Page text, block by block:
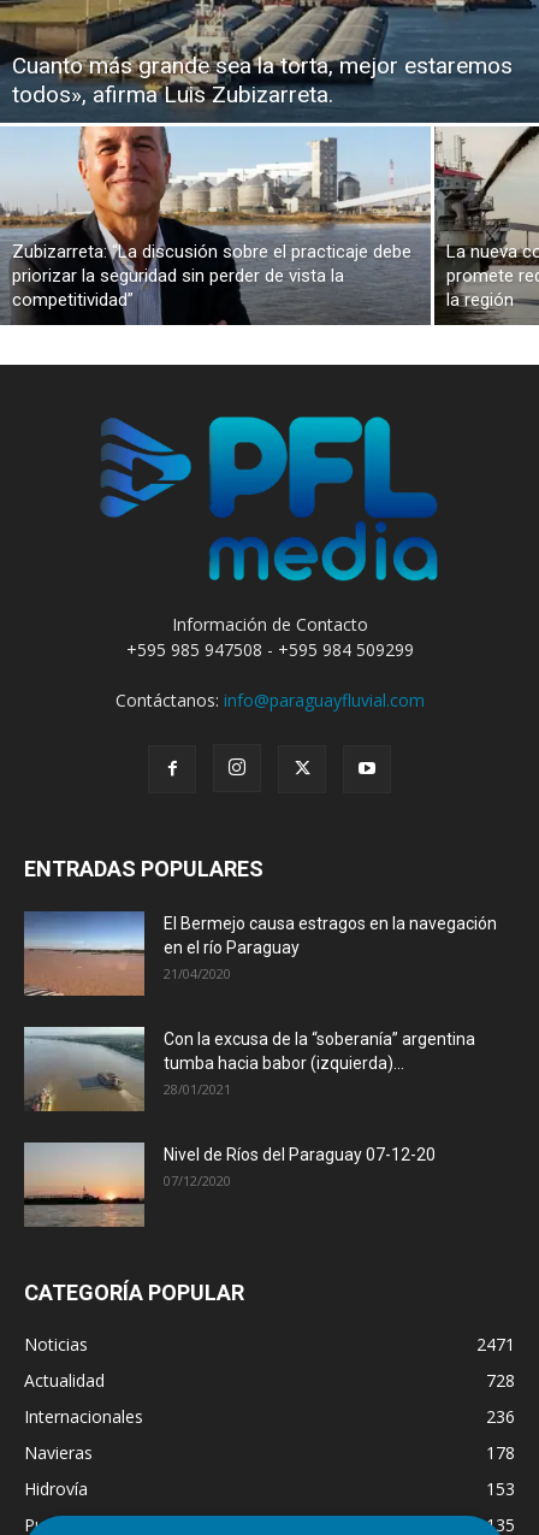
Cuanto más grande sea la torta, mejor estaremos
todos», afirma Luis Zubizarreta.
Zubizarreta: “La discusión sobre el practicaje debe
priorizar la seguridad sin perder de vista la
competitividad”
La nueva
promete
la región
Información de Contacto
+595 985 947508 - +595 984 509299
Contáctanos: info@paraguayfluvial.com
ENTRADAS POPULARES
El Bermejo causa estragos en la navegación
en el río Paraguay
21/04/2020
Con la excusa de la “soberanía” argentina
tumba hacia babor (izquierda)...
28/01/2021
Nivel de Ríos del Paraguay 07-12-20
07/12/2020
CATEGORÍA POPULAR
Noticias
2471
Actualidad
728
Internacionales
236
Navieras
178
Hidrovía
153
Puertos
135